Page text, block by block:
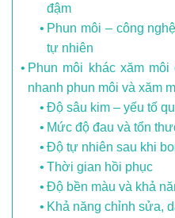
đậm
Phun môi – công
tự nhiên
Phun môi khác xăm
nhanh phun môi và xăm
Độ sâu kim – yếu tố
Mức độ đau và tổn
Độ tự nhiên sau khi
Thời gian hồi phục
Độ bền màu và khả
Khả năng chỉnh sửa,